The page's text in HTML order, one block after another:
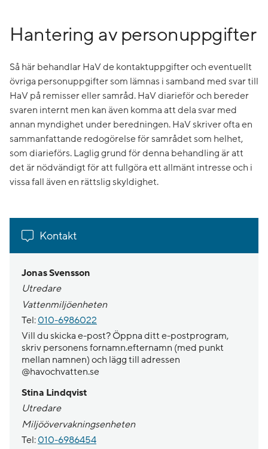
Hantering av personuppgifter
Så här behandlar HaV de kontaktuppgifter och eventuellt
övriga personuppgifter som lämnas i samband med svar till
HaV på remisser eller samråd. HaV diarieför och bereder
svaren internt men kan även komma att dela svar med
annan myndighet under beredningen. HaV skriver ofta en
sammanfattande redogörelse för samrådet som helhet,
som diarieförs. Laglig grund för denna behandling är att
det är nödvändigt för att fullgöra ett allmänt intresse och i
vissa fall även en rättslig skyldighet.
Kontakt
Jonas Svensson
Utredare
Vattenmiljöenheten
Tel: 010-6986022
Vill du skicka e-post? Öppna ditt e-postprogram,
skriv personens fornamn.efternamn (med punkt
mellan namnen) och lägg till adressen
@havochvatten.se
Stina Lindqvist
Utredare
Miljöövervakningsenheten
Tel: 010-6986454